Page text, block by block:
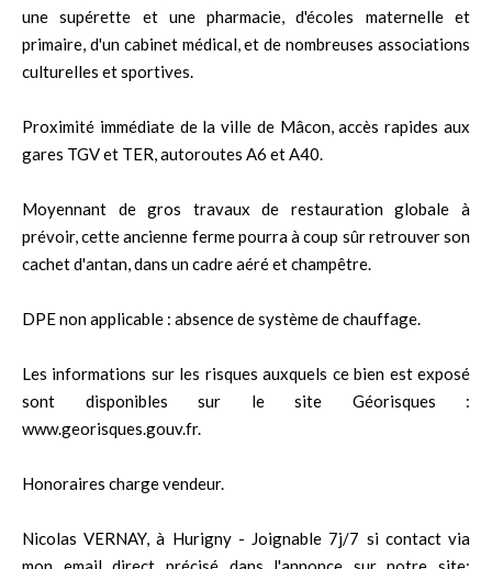
une supérette et une pharmacie, d'écoles maternelle et
primaire, d'un cabinet médical, et de nombreuses associations
culturelles et sportives.
Proximité immédiate de la ville de Mâcon, accès rapides aux
gares TGV et TER, autoroutes A6 et A40.
Moyennant de gros travaux de restauration globale à
prévoir, cette ancienne ferme pourra à coup sûr retrouver son
cachet d'antan, dans un cadre aéré et champêtre.
DPE non applicable : absence de système de chauffage.
Les informations sur les risques auxquels ce bien est exposé
sont disponibles sur le site Géorisques :
www.georisques.gouv.fr.
Honoraires charge vendeur.
Nicolas VERNAY, à Hurigny - Joignable 7j/7 si contact via